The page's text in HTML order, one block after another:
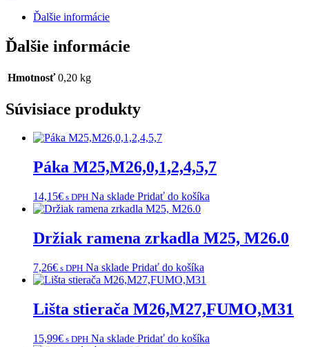
Ďalšie informácie
Ďalšie informácie
Hmotnosť 0,20 kg
Súvisiace produkty
Páka M25,M26,0,1,2,4,5,7
14,15€ s DPH Na sklade Pridať do košíka
Držiak ramena zrkadla M25, M26.0
7,26€ s DPH Na sklade Pridať do košíka
Lišta stierača M26,M27,FUMO,M31
15,99€ s DPH Na sklade Pridať do košíka